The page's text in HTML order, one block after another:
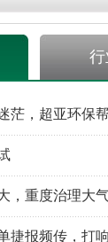
茫，超亚环保帮
，重度治理大气
捷报频传，打